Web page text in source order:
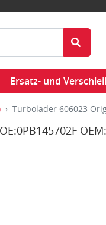
Ersatz- und
Turbolader 606023